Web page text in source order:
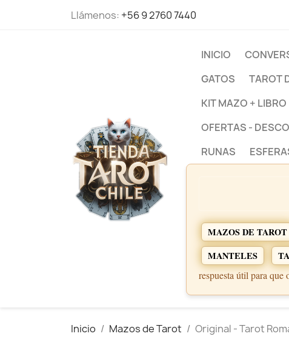
Llámenos: +56 9 2760 7440
INICIO
GATOS
TAROT
KIT MAZO + LIBRO
OFERTAS -
RUNAS
MAZOS DE TAROT
MANTELES
respuesta útil para que
Inicio Mazos de Tarot Original - Tarot